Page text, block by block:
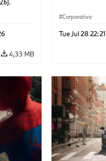
4,33 MB
Corporativo
Tue Jul 28